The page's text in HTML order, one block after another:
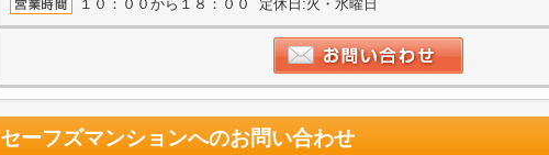
１０：００から１８：００ 定休日:火・水曜日
セーフズマンションへのお問い合わせ